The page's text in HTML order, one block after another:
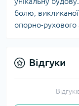
болю,
опорно-рухового
Відгуки